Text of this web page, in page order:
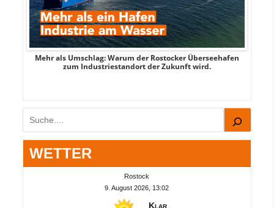
Mehr als Umschlag: Warum der Rostocker Überseehafen
zum Industriestandort der Zukunft wird.
Suchen
WETTER
Rostock
9. August 2026, 13:02
Klar